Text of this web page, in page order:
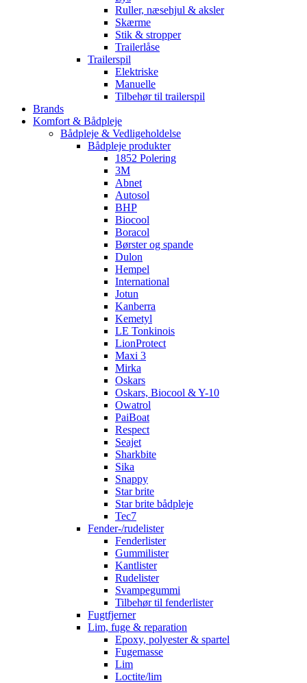
Ruller, næsehjul & aksler
Skærme
Stik & stropper
Trailerlåse
Trailerspil
Elektriske
Manuelle
Tilbehør til trailerspil
Brands
Komfort & Bådpleje
Bådpleje & Vedligeholdelse
Bådpleje produkter
1852 Polering
3M
Abnet
Autosol
BHP
Biocool
Boracol
Børster og spande
Dulon
Hempel
International
Jotun
Kanberra
Kemetyl
LE Tonkinois
LionProtect
Maxi 3
Mirka
Oskars
Oskars, Biocool & Y-10
Owatrol
PaiBoat
Respect
Seajet
Sharkbite
Sika
Snappy
Star brite
Star brite bådpleje
Tec7
Fender-/rudelister
Fenderlister
Gummilister
Kantlister
Rudelister
Svampegummi
Tilbehør til fenderlister
Fugtfjerner
Lim, fuge & reparation
Epoxy, polyester & spartel
Fugemasse
Lim
Loctite/lim